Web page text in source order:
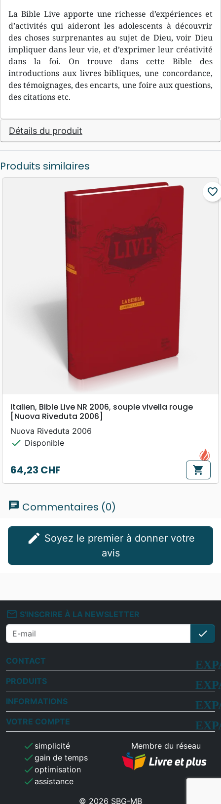
La Bible Live apporte une richesse d’expériences et
d’activités qui aideront les adolescents à découvrir
des choses surprenantes au sujet de Dieu, voir Dieu
impliquer dans leur vie, et d’exprimer leur créativité
dans la foi. On trouve dans cette Bible des
introductions aux livres bibliques, une concordance,
des témoignages, des encarts, une foire aux questions,
des citations etc.
Détails du produit
Produits similaires
favorite_border
Italien, Bible Live NR 2006, souple vivella rouge
[Nuova Riveduta 2006]
Nuova Riveduta 2006
check Disponible
Prix
64,23 CHF shopping_cart
chat Commentaires (0)
edit
avis
mail_outline S'INSCRIRE À LA NEWSLETTER
check
CONTACT
PRODUITS
INFORMATIONS
VOTRE COMPTE
check simplicité
checkgain de temps
checkoptimisation
checkassistance
Membre du réseau
© 2026 SBG-MB